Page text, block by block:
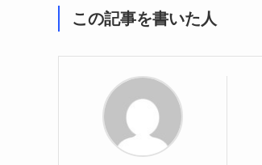
この記事を書いた人